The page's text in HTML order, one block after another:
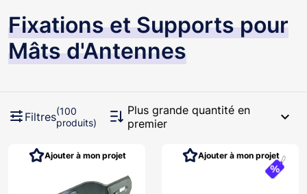
Fixations et Supports pour
Mâts d'Antennes
Filtres(100
produits)
Plus grande quantité en
premier
expand_more
Ajouter à mon projet Ajouter à mon projet